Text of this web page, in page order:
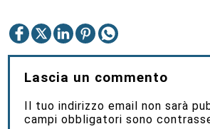
Lascia un commento
Il tuo indirizzo email non sarà
campi obbligatori sono